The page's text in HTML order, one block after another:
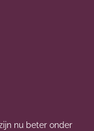
nu beter onder